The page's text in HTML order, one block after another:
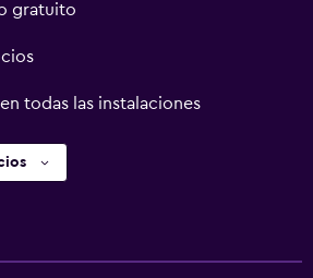
gratuito
todas las instalaciones